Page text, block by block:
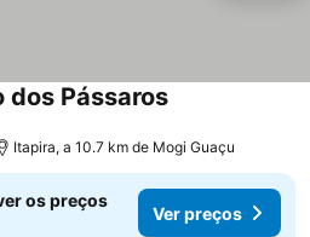
dos Pássaros
Itapira, a 10.7 km de Mogi Guaçu
os preços
Ver preços